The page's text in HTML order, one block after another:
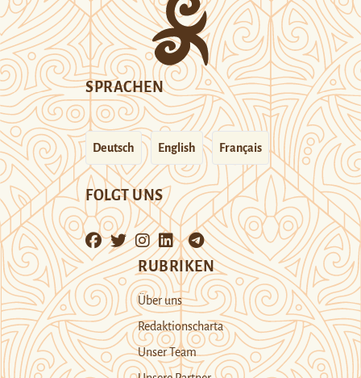
SPRACHEN
Deutsch English Français
FOLGT UNS
RUBRIKEN
Über uns
Redaktionscharta
Unser Team